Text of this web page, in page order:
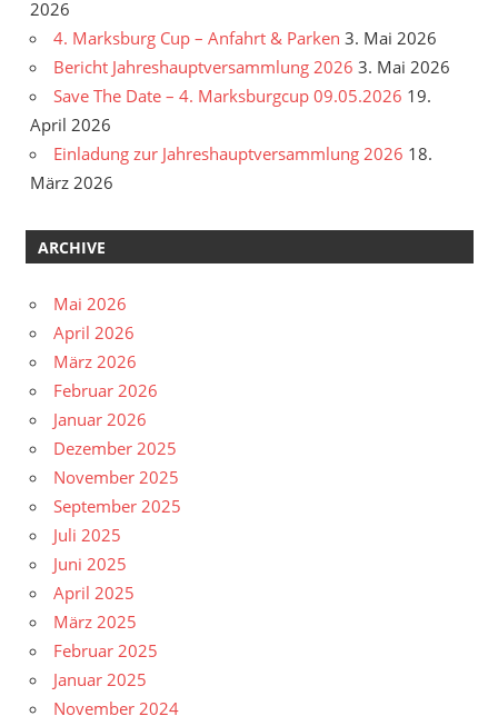
2026
4. Marksburg Cup – Anfahrt & Parken 3. Mai 2026
Bericht Jahreshauptversammlung 2026 3. Mai 2026
Save The Date – 4. Marksburgcup 09.05.2026 19.
April 2026
Einladung zur Jahreshauptversammlung 2026 18.
März 2026
ARCHIVE
Mai 2026
April 2026
März 2026
Februar 2026
Januar 2026
Dezember 2025
November 2025
September 2025
Juli 2025
Juni 2025
April 2025
März 2025
Februar 2025
Januar 2025
November 2024